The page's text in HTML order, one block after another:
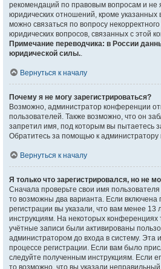
рекомендаций по правовым вопросам и не
юридических отношений, кроме указанных
можно связаться по вопросу
юридических вопросов, связанных с этой
Примечание переводчика: в России
юридической силы..
Вернуться к началу
Почему я не могу зарегистрироваться?
Возможно, администратор конференции
пользователей. Также возможно, что он
запретил имя, под которым вы пытаетесь
Обратитесь за помощью к
Вернуться к началу
Я только что зарегистрировался, но не
Сначала проверьте свои имя
то возможны два варианта. Если включена
регистрации вы указали, что вам менее 13
инструкциям. На некоторых конференциях
учётные записи были активированы
администратором до входа в систему.
процессе регистрации. Если вам было
следуйте полученным инструкциям. Если
то возможно, что вы указали